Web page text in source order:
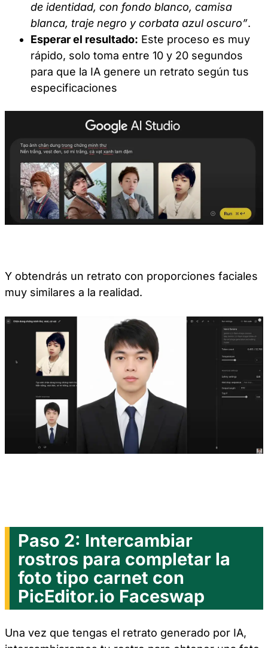
de identidad, con fondo blanco, camisa
blanca, traje negro y corbata azul oscuro”.
Esperar el resultado: Este proceso es muy
rápido, solo toma entre 10 y 20 segundos
para que la IA genere un retrato según tus
especificaciones
Y obtendrás un retrato con proporciones faciales
muy similares a la realidad.
Paso 2: Intercambiar
rostros para completar la
foto tipo carnet con
PicEditor.io Faceswap
Una vez que tengas el retrato generado por IA,